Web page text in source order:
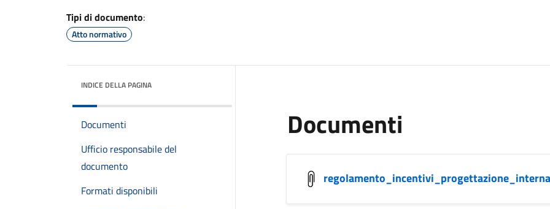
Tipi di documento:
Atto normativo
INDICE DELLA PAGINA
Documenti
Ufficio responsabile del
documento
Formati disponibili
Documenti